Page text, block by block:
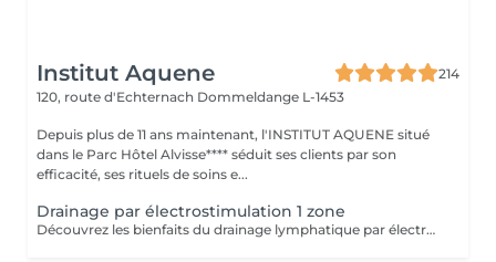
Institut Aquene
214
120, route d'Echternach Dommeldange L-1453
Depuis plus de 11 ans maintenant, l'INSTITUT AQUENE situé
dans le Parc Hôtel Alvisse**** séduit ses clients par son
efficacité, ses rituels de soins e...
Drainage par électrostimulation 1 zone
Découvrez les bienfaits du drainage lymphatique par électrostimulation, une méthode innovante qui: - stimule la circulation lymphatique, - réduit les gonflements, - améliore la détoxification du corps et -favorise une sensation de légèreté. Idéal pour améliorer le bien-être et optimiser la perte de poids. Sans douleur, venez profitez d'un moment de détente bien mérité, tout en stimulant de l'intérieur votre corps et perdant des calories. 1 zone correspond au : ventre ou cuisses (les 2) ou bras.